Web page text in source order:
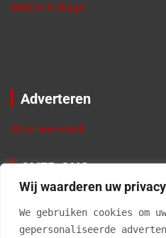
Wij waarderen uw privacy
We gebruiken cookies
gepersonaliseerde
Deltion College
Adverteren
Stuur een email
OVER ONS
VierBalken.nl geeft informatie
producten, gereedschappen,
advies en alles voor in en om